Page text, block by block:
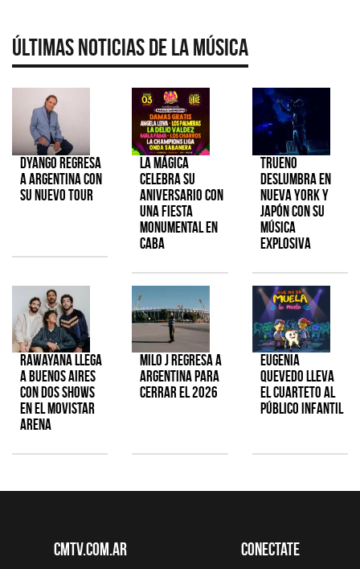
Últimas Noticias de la Música
Dyango regresa
a Argentina con
su nuevo tour
La Mágica
celebra su
aniversario con
una fiesta
monumental en
CABA
TRUENO
deslumbra en
Nueva York y
Japón con su
música
explosiva
Rawayana llega
a Buenos Aires
con dos shows
en el Movistar
Arena
Milo J regresa a
Argentina para
cerrar el 2026
Eugenia
Quevedo lleva
el cuarteto al
público infantil
CMTV.com.ar Conectate